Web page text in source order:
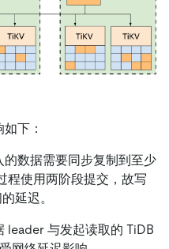
下：
数据需要同步复制到至少
程使用两阶段提交，故写
延迟。
leader 与发起读取的 TiDB